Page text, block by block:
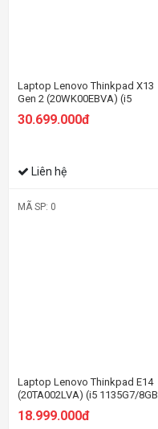
Laptop Lenovo Thinkpad X13
Gen 2 (20WK00EBVA) (i5
1135G7/8GB RAM/512GB
SSD/13.3 WQXGA/Dos/Đen)
30.699.000đ
Liên hệ
MÃ SP: 0
Laptop Lenovo Thinkpad E14
(20TA002LVA) (i5 1135G7/8GB
Đen)
18.999.000đ